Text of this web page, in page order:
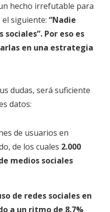
hecho irrefutable para
siguiente: “Nadie
sociales”. Por eso es
en una estrategia
dudas, será suficiente
datos:
de usuarios en
de los cuales 2.000
medios sociales
de redes sociales en
a un ritmo de 8.7%